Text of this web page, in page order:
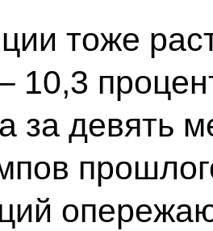
тоже
10,3
за девять